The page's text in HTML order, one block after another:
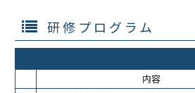
研修プログラム
内容